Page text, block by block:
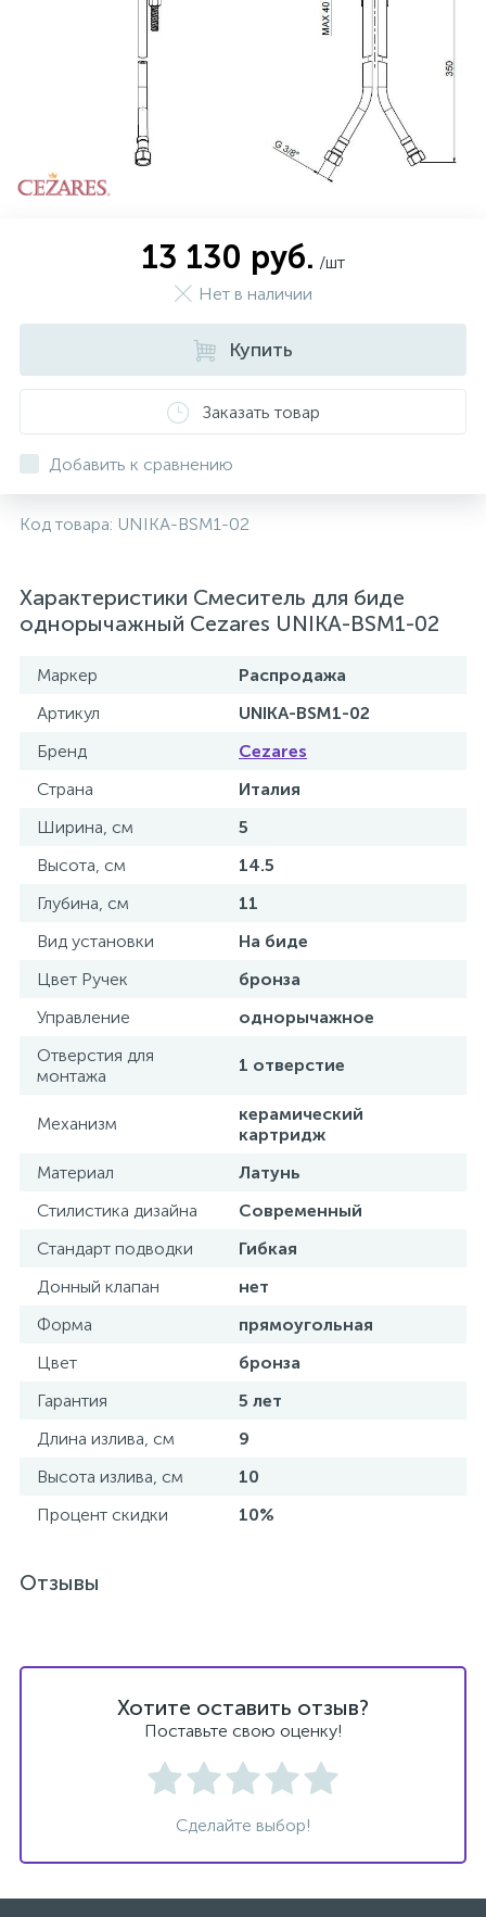
13 130 руб. /шт
Нет в наличии
Купить
Заказать товар
Добавить к сравнению
Код товара: UNIKA-BSM1-02
Характеристики Смеситель для биде
однорычажный Cezares UNIKA-BSM1-02
Маркер
Распродажа
Артикул
UNIKA-BSM1-02
Бренд
Cezares
Страна
Италия
Ширина, см
5
Высота, см
14.5
Глубина, см
11
Вид установки
На биде
Цвет Ручек
бронза
Управление
однорычажное
Отверстия для
монтажа
1 отверстие
Механизм
керамический
картридж
Материал
Латунь
Стилистика дизайна
Современный
Стандарт подводки
Гибкая
Донный клапан
нет
Форма
прямоугольная
Цвет
бронза
Гарантия
5 лет
Длина излива, см
9
Высота излива, см
10
Процент скидки
10%
Отзывы
Хотите оставить отзыв?
Поставьте свою оценку!
Сделайте выбор!
Оплата и доставка
Контакты
Сиденья для душевых ограждений
Сифоны
Комплектующие для мебели